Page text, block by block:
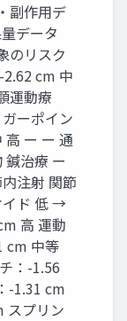
副作⽤デ
データ
のリスク
cm 中
運動療
ーポイン
⾼ ー ー 通
鍼治療 ー
注射 関節
イド 低 →
⾼ 運動
cm 中等
：-1.56
-1.31 cm
スプリン